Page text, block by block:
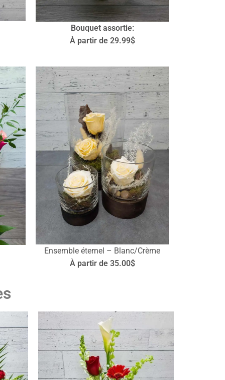
Bouquet assortie:
À partir de 29.99$
Ensemble éternel – Blanc/Crème
À partir de 35.00$